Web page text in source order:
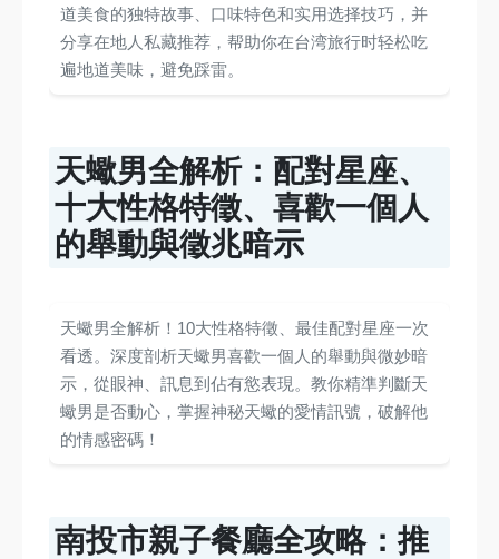
道美食的独特故事、口味特色和实用选择技巧，并
分享在地人私藏推荐，帮助你在台湾旅行时轻松吃
遍地道美味，避免踩雷。
天蠍男全解析：配對星座、
十大性格特徵、喜歡一個人
的舉動與徵兆暗示
天蠍男全解析！10大性格特徵、最佳配對星座一次
看透。深度剖析天蠍男喜歡一個人的舉動與微妙暗
示，從眼神、訊息到佔有慾表現。教你精準判斷天
蠍男是否動心，掌握神秘天蠍的愛情訊號，破解他
的情感密碼！
南投市親子餐廳全攻略：推